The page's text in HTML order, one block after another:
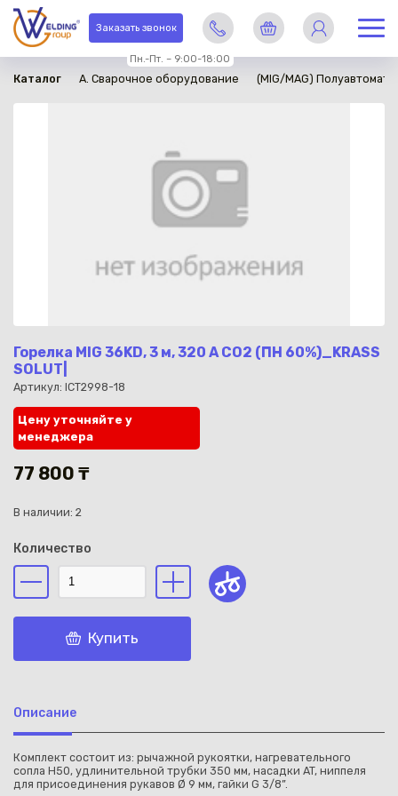
Заказать звонок
Пн.-Пт. – 9:00-18:00
Каталог A. Сварочное оборудование (MIG/MAG)
Горелка MIG 36KD, 3 м, 320 А СО2 (ПН 60%)_KRASS
SOLUT|
Артикул: ICT2998-18
в наличии
Цену уточняйте у
менеджера
77 800 ₸
В наличии: 2
Количество
Купить
Описание
Комплект состоит из: рычажной рукоятки, нагревательного
сопла Н50, удлинительной трубки 350 мм, насадки AT, ниппеля
для присоединения рукавов Ø 9 мм, гайки G 3/8”.